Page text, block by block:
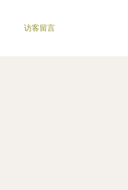
访客留言